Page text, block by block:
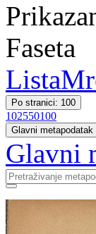
Faseta
Lista
Po stranici: 100
102550100
Glavni metapodatak
Glavni